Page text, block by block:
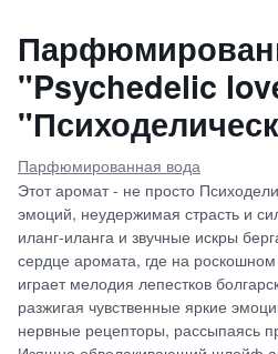
"Psychedelic
Парфюмированная вода
Этот аромат - не просто
эмоций, неудержимая страсть и
иланг-иланга и звучные искры
сердце аромата, где на
играет мелодия лепестков
разжигая чувственные яркие
нервные рецепторы, рассыпаясь